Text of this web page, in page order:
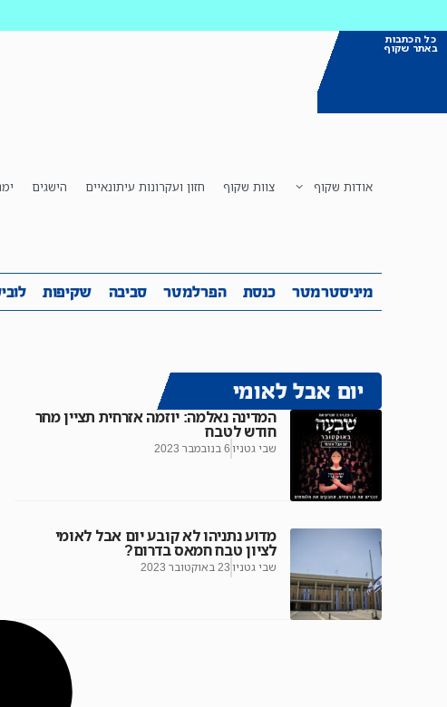
כל הכתבות
באתר שקוף
אודות שקוף צוות שקוף חזון ועקרונות עיתונאיים הישגים
מיניסטרמטר כנסת הפרלמטר סביבה שקיפות
מיניסטרמטר כנסת הפרלמטר סביבה
יום אבל לאומי
המדינה נאלמה: יוזמה אזרחית תציין מחר
חודש לטבח
שבי גטניו 6 בנובמבר 2023
מדוע נתניהו לא קובע יום אבל לאומי
לציון טבח חמאס בדרום?
שבי גטניו 23 באוקטובר 2023